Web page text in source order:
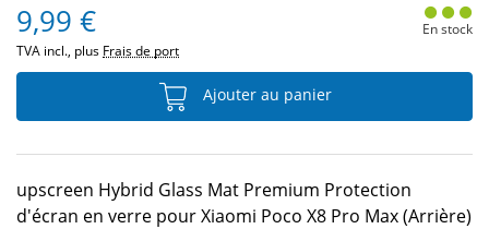
9,99 €
TVA incl., plus Frais de port
En stock
Ajouter au panier
upscreen Hybrid Glass Mat Premium Protection
d'écran en verre pour Xiaomi Poco X8 Pro Max (Arrière)